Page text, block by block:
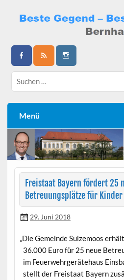
content
Bernhard Seidenath
Menü
Freistaat Bayern fördert 25
Betreuungsplätze für
29. Juni 2018
„Die Gemeinde Sulze­moos
36.000 Euro für 25 neue
im Feuer­wehrg­eräte­haus
stellt der Freis­taat Bay­ern